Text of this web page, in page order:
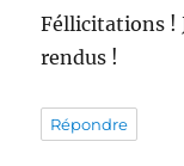
Féllicitations !
rendus !
Répondre